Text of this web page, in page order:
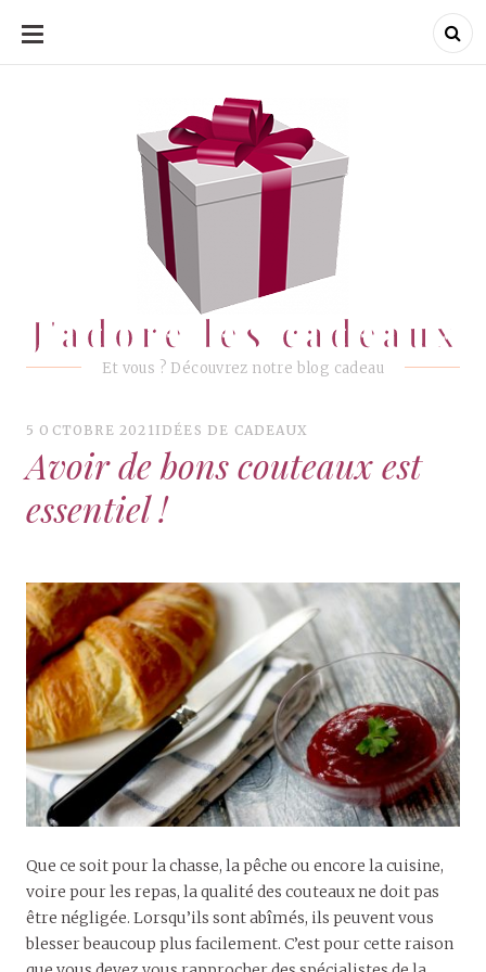
ALLER
CONTENU
J'adore les cadeaux
Et vous ? Découvrez notre blog cadeau
J'adore les cadeaux
5 OCTOBRE 2021 IDÉES DE CADEAUX
Avoir de bons couteaux est
essentiel !
Que ce soit pour la chasse, la pêche ou encore la cuisine,
voire pour les repas, la qualité des couteaux ne doit pas
être négligée. Lorsqu’ils sont abîmés, ils peuvent vous
blesser beaucoup plus facilement. C’est pour cette raison